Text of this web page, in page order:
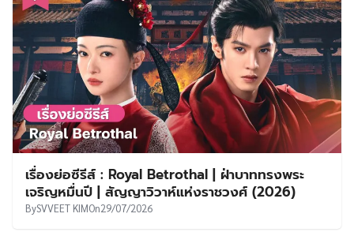
เรื่องย่อซีรีส์ : Royal Betrothal | ฝ่าบาททรงพระ
เจริญหมื่นปี | สัญญาวิวาห์แห่งราชวงศ์ (2026)
BySVVEET KIMOn29/07/2026